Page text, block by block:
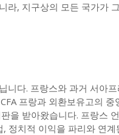
라, 지구상의 모든 국가가
니다. 프랑스와 과거 서아
프랑과 외환보유고의
을 받아왔습니다. 프랑스
정치적 이익을 파리와 연